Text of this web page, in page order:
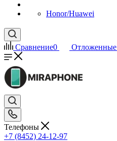
Honor/Huawei
Сравнение0 Отложенные
Телефоны
+7 (8452) 24-12-97